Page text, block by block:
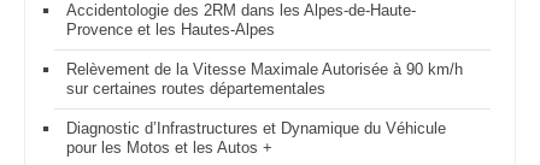
Accidentologie des 2RM dans les Alpes-de-Haute-
Provence et les Hautes-Alpes
Relèvement de la Vitesse Maximale Autorisée à 90 km/h
sur certaines routes départementales
Diagnostic d’Infrastructures et Dynamique du Véhicule
pour les Motos et les Autos +